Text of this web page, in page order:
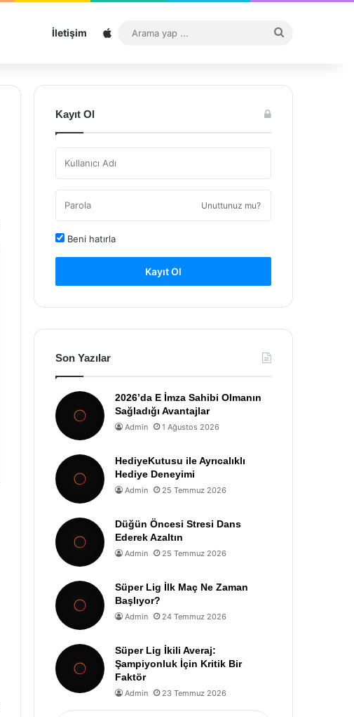
İletişim Sitemap
...
Kayıt Ol
Unuttunuz mu?
Beni hatırla
Kayıt Ol
Son Yazılar
2026’da E İmza Sahibi Olmanın
Sağladığı Avantajlar
Admin 1 Ağustos 2026
HediyeKutusu ile Ayrıcalıklı
Hediye Deneyimi
Admin 25 Temmuz 2026
Düğün Öncesi Stresi Dans
Ederek Azaltın
Admin 25 Temmuz 2026
Süper Lig İlk Maç Ne Zaman
Başlıyor?
Admin 24 Temmuz 2026
Süper Lig İkili Averaj:
Şampiyonluk İçin Kritik Bir
Faktör
Admin 23 Temmuz 2026